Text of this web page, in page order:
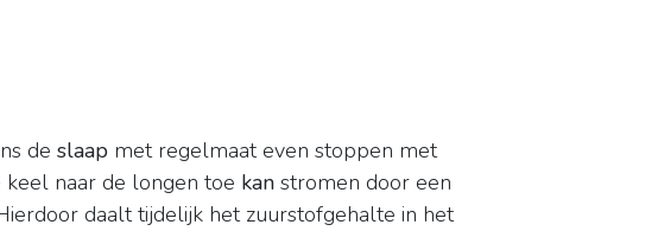
de slaap met regelmaat even stoppen met
naar de longen toe kan stromen door een
daalt tijdelijk het zuurstofgehalte in het